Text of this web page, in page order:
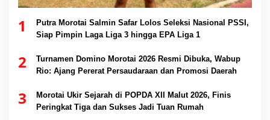
1
Putra Morotai Salmin Safar Lolos Seleksi Nasional PSSI,
Siap Pimpin Laga Liga 3 hingga EPA Liga 1
2
Turnamen Domino Morotai 2026 Resmi Dibuka, Wabup
Rio: Ajang Pererat Persaudaraan dan Promosi Daerah
3
Morotai Ukir Sejarah di POPDA XII Malut 2026, Finis
Peringkat Tiga dan Sukses Jadi Tuan Rumah